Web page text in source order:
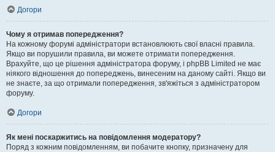
Догори
Чому я отримав попередження?
На кожному форумі адміністратори встановлюють свої власні правила.
Якщо ви порушили правила, ви можете отримати попередження.
Врахуйте, що це рішення адміністратора форуму, і phpBB Limited не має
ніякого відношення до попереджень, винесеним на даному сайті. Якщо ви
не знаєте, за що отримали попередження, зв'яжіться з адміністратором
форуму.
Догори
Як мені поскаржитись на повідомлення модератору?
Поряд з кожним повідомленням, ви побачите кнопку, призначену для